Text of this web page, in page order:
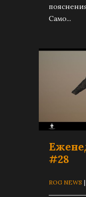
Само...
#28
ROG NEWS